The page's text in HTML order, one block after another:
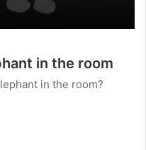
in the room
in the room?